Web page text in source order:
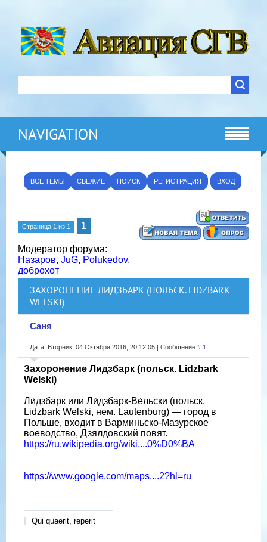
NAVIGATION
ВСЕ ТЕМЫ СВЕЖИЕ ПОИСК РЕГИСТРАЦИЯ ВХОД
Страница 1 из 1 1
Модератор форума:
Назаров, JuG, Polukedov,
доброхот
ЗАХОРОНЕНИЕ ЛИДЗБАРК (ПОЛЬСК. LIDZBARK
WELSKI)
Саня
Дата: Вторник, 04 Октября 2016, 20:12:05 | Сообщение # 1
Захоронение Лидзбарк (польск. Lidzbark
Welski)
Ли́дзбарк или Ли́дзбарк-Ве́льски (польск.
Lidzbark Welski, нем. Lautenburg) — город в
Польше, входит в Варминьско-Мазурское
воеводство, Дзялдовский повят.
https://ru.wikipedia.org/wiki....0%D0%BA
https://www.google.com/maps....2?hl=ru
Qui quaerit, reperit